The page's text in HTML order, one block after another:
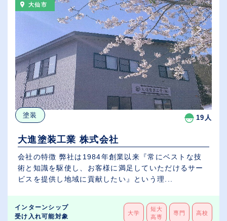
大仙市
塗装 19人
大進塗装工業 株式会社
会社の特徴 弊社は1984年創業以来『常にベストな技
術と知識を駆使し、お客様に満足していただけるサー
ビスを提供し地域に貢献したい』という理...
インターンシップ
受け入れ可能対象
大学
短大
高専
専門 高校